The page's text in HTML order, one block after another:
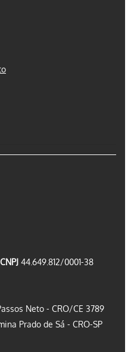
CNPJ 44.649.812/0001-38
Neto - CRO/CE 3789
Prado de Sá - CRO-SP